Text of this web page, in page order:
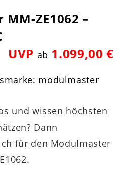
ZE1062 –
UVP ab 1.099,00 €
modulmaster
und wissen höchsten
Dann
für den Modulmaster